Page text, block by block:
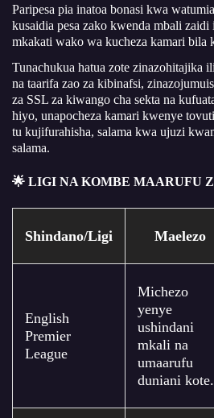
Paripesa pia inatoa bonasi kwa
kusaidia pesa zako kwenda mbali zaidi
mkakati wako wa kucheza kamari bila
Tunachukua hatua zote zinazohitajika
na taarifa zao za kibinafsi,
za SSL za kiwango cha sekta na
hiyo, unapocheza kamari kwenye
tu kujifurahisha, salama kwa ujuzi
salama.
🌟 LIGI NA KOMBE MAARUFU
Shindano/Ligi Maelezo
English
Premier
League
Michezo
yenye
ushindani
mkali na
umaarufu
duniani kote.